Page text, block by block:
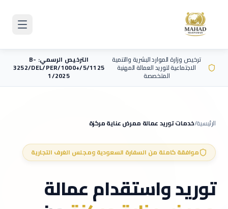
ترخيص وزارة الموارد البشرية والتنمية
الاجتماعية لتوريد العمالة المهنية
المتخصصة
الترخيص الرسمي: B-
3252/DEL/PER/1000+/5/1125
1/2025
الرئيسية/خدمات توريد عمالة ممرض عناية مركزة
موافقة كاملة من السفارة السعودية ومجلس الغرف التجارية
توريد واستقدام عمالة